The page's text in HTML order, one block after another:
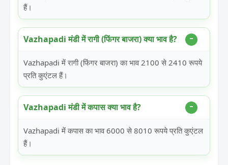
हैं।
Vazhapadi मंडी में रागी (फिंगर बाजरा) क्या भाव है?
Vazhapadi में रागी (फिंगर बाजरा) का भाव 2100 से 2410 रूपये
प्रति कुएंटल हैं।
Vazhapadi मंडी में कपास क्या भाव है?
Vazhapadi में कपास का भाव 6000 से 8010 रूपये प्रति कुएंटल
हैं।